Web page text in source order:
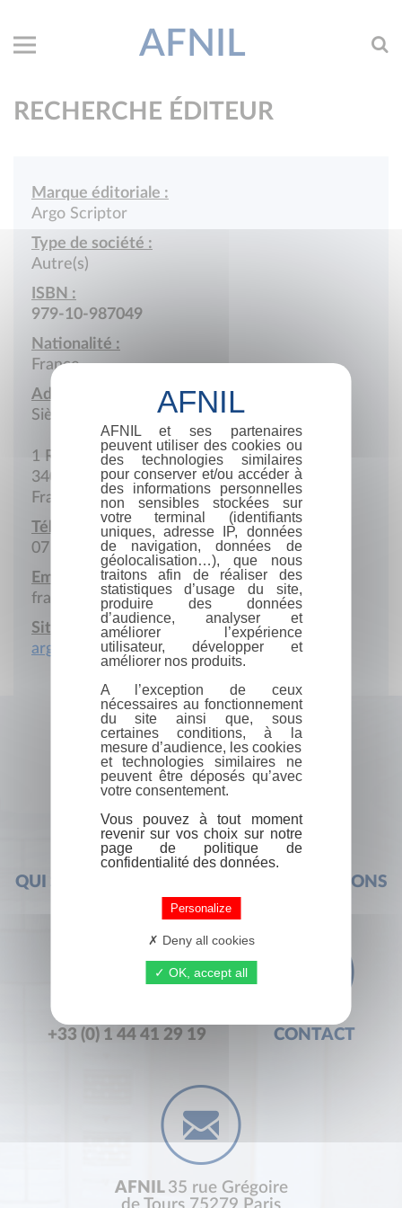
AFNIL
RECHERCHE ÉDITEUR
Marque éditoriale :
Argo Scriptor
Type de société :
Autre(s)
ISBN :
979-10-987049
Nationalité :
France
Adresse :
Siège social
1 Rue Irène Joliot-Curie
34000 Montpellier
France
Téléphone portable :
07 82 52 92 13
Email :
francois@argo-scriptor.fr
Site Internet :
argo-scriptor.fr
QUI SOMMES-NOUS ? FOIRE AUX QUESTIONS
+33 (0) 1 44 41 29 19 CONTACT
AFNIL 35 rue Grégoire
AFNIL et ses partenaires
peuvent utiliser des cookies ou
des technologies similaires
pour conserver et/ou accéder à
des informations personnelles
non sensibles stockées sur
votre terminal (identifiants
uniques, adresse IP, données
de navigation, données de
géolocalisation…), que nous
traitons afin de réaliser des
statistiques d’usage du site,
produire des données
d’audience, analyser et
améliorer l’expérience
utilisateur, développer et
améliorer nos produits.
A l’exception de ceux
nécessaires au fonctionnement
du site ainsi que, sous
certaines conditions, à la
mesure d’audience, les cookies
et technologies similaires ne
peuvent être déposés qu’avec
votre consentement.
Vous pouvez à tout moment
revenir sur vos choix sur notre
page de politique de
confidentialité des données.
Personalize
Deny all cookies
OK, accept all